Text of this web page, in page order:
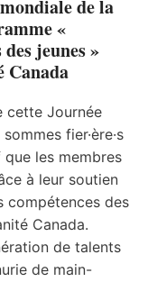
de la
«
jeunes »
Canada
cette Journée
fier·ère·s
les membres
à leur soutien
compétences des
Canada.
de talents
de main-